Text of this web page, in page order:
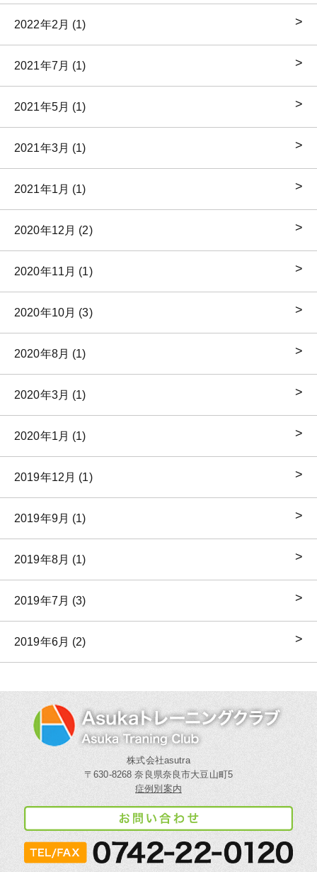
2022年2月 (1)
2021年7月 (1)
2021年5月 (1)
2021年3月 (1)
2021年1月 (1)
2020年12月 (2)
2020年11月 (1)
2020年10月 (3)
2020年8月 (1)
2020年3月 (1)
2020年1月 (1)
2019年12月 (1)
2019年9月 (1)
2019年8月 (1)
2019年7月 (3)
2019年6月 (2)
株式会社asutra
〒630-8268 奈良県奈良市大豆山町5
症例別案内